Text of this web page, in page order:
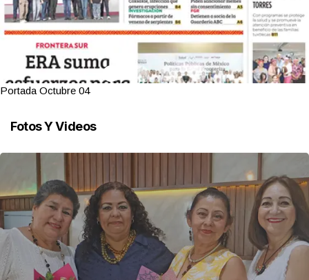
Portada Octubre 04
Fotos Y Videos